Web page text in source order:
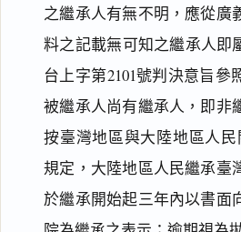
之繼承人有無不明，應從廣
料之記載無可知之繼承人即
台上字第2101號判決意旨參
被繼承人尚有繼承人，即非
按臺灣地區與大陸地區人
規定，大陸地區人民繼承臺
於繼承開始起三年內以書面